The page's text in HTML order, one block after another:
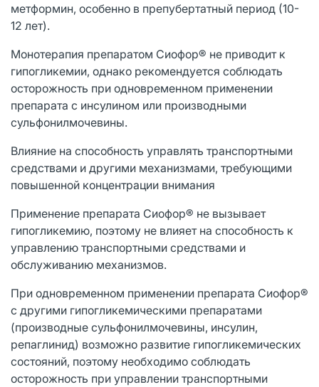
метформин, особенно в препубертатный период (10-
12 лет).
Монотерапия препаратом Сиофор® не приводит к
гипогликемии, однако рекомендуется соблюдать
осторожность при одновременном применении
препарата с инсулином или производными
сульфонилмочевины.
Влияние на способность управлять транспортными
средствами и другими механизмами, требующими
повышенной концентрации внимания
Применение препарата Сиофор® не вызывает
гипогликемию, поэтому не влияет на способность к
управлению транспортными средствами и
обслуживанию механизмов.
При одновременном применении препарата Сиофор®
с другими гипогликемическими препаратами
(производные сульфонилмочевины, инсулин,
репаглинид) возможно развитие гипогликемических
состояний, поэтому необходимо соблюдать
осторожность при управлении транспортными